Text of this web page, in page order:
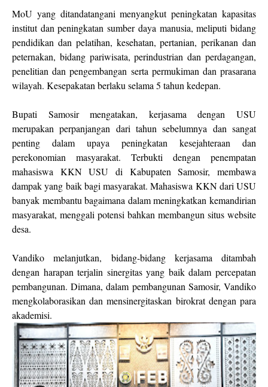
MoU yang ditandatangani menyangkut peningkatan kapasitas
institut dan peningkatan sumber daya manusia, meliputi bidang
pendidikan dan pelatihan, kesehatan, pertanian, perikanan dan
peternakan, bidang pariwisata, perindustrian dan perdagangan,
penelitian dan pengembangan serta permukiman dan prasarana
wilayah. Kesepakatan berlaku selama 5 tahun kedepan.
Bupati Samosir mengatakan, kerjasama dengan USU
merupakan perpanjangan dari tahun sebelumnya dan sangat
penting dalam upaya peningkatan kesejahteraan dan
perekonomian masyarakat. Terbukti dengan penempatan
mahasiswa KKN USU di Kabupaten Samosir, membawa
dampak yang baik bagi masyarakat. Mahasiswa KKN dari USU
banyak membantu bagaimana dalam meningkatkan kemandirian
masyarakat, menggali potensi bahkan membangun situs website
desa.
Vandiko melanjutkan, bidang-bidang kerjasama ditambah
dengan harapan terjalin sinergitas yang baik dalam percepatan
pembangunan. Dimana, dalam pembangunan Samosir, Vandiko
mengkolaborasikan dan mensinergitaskan birokrat dengan para
akademisi.